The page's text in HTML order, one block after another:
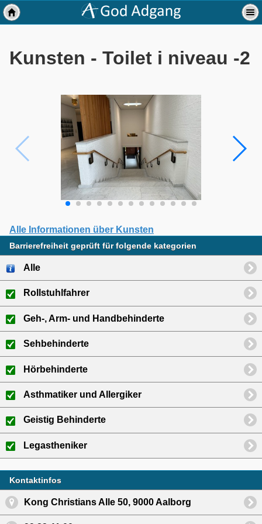
Kunsten - Toilet i niveau -2
Alle Informationen über Kunsten
Barrierefreiheit geprüft für folgende kategorien
Alle
Rollstuhlfahrer
Geh-, Arm- und Handbehinderte
Sehbehinderte
Hörbehinderte
Asthmatiker und Allergiker
Geistig Behinderte
Legastheniker
Kontaktinfos
Kong Christians Alle 50, 9000 Aalborg